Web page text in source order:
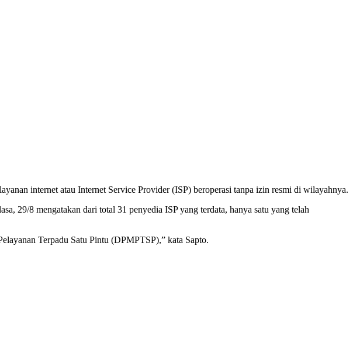
internet atau Internet Service Provider (ISP) beroperasi tanpa izin resmi di wilayahnya.
29/8 mengatakan dari total 31 penyedia ISP yang terdata, hanya satu yang telah
Terpadu Satu Pintu (DPMPTSP),” kata Sapto.